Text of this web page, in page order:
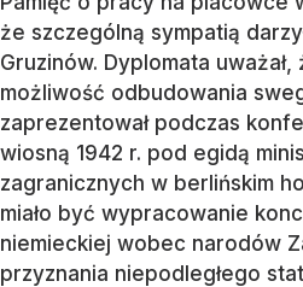
że szczególną sympatią
Gruzinów. Dyplomata
możliwość odbudowania
zaprezentował podczas
wiosną 1942 r. pod egidą
zagranicznych w berlińskim
miało być wypracowanie
niemieckiej wobec narodów
przyznania niepodległego